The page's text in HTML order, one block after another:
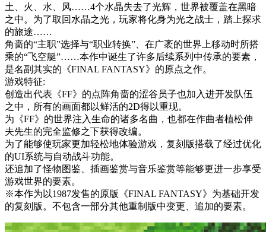
土、火、水、风……4个水晶失去了光辉，世界被覆盖在黑暗
之中。为了取回水晶之光，玩家将化身为光之战士，踏上探求
的旅途……
角啬的“主职”选择与“职业转换”、在广袤的世界上移动时所搭
乘的“飞空艇”……本作中诞生了许多后续系列中传承的要素，
是名副其实的《FINAL FANTASY》的原点之作。
游戏特征:
创造出代表《FF》的点阵角啬的涩谷员子也加入进开发队伍
之中，所有的画面都以鲜活的2D得以重现。
为《FF》的世界注入生命的诸多名曲，也都在作曲者植松伸
夫先生的完全监修之下获得改编。
为了能够使玩家更加轻松地体验游戏，复刻版搭载了经过优化
的UI系统与自动战斗功能。
还追加了怪物图鉴、插画鉴赏与音乐鉴赏等能够更进一步享受
游戏世界的要素。
※本作为以1987发售的原版《FINAL FANTASY》为基础开发
的复刻版。不包含一部分其他重制版中变更、追加的要素。